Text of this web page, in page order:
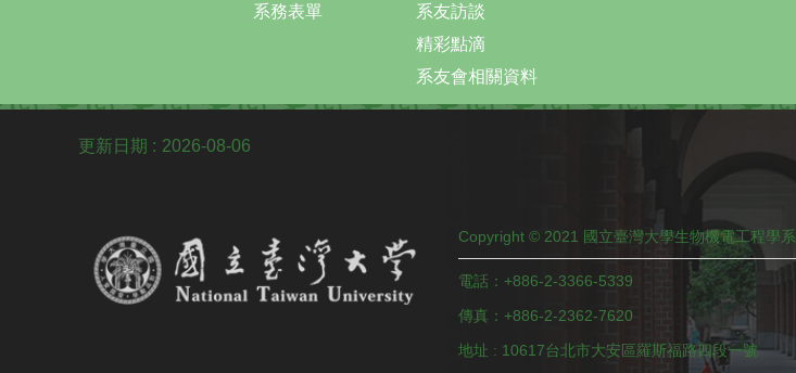
系務表單
系友訪談
精彩點滴
系友會相關資料
更新日期 2026-08-06
Copyright © 2021 國立臺灣大學生物機電工程學系
電話：+886-2-3366-5339
傳真：+886-2-2362-7620
地址 : 10617台北市大安區羅斯福路四段一號